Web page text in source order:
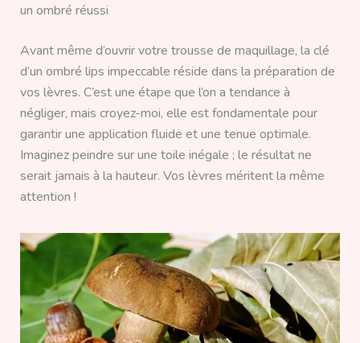
un ombré réussi
Avant même d’ouvrir votre trousse de maquillage, la clé
d’un ombré lips impeccable réside dans la préparation de
vos lèvres. C’est une étape que l’on a tendance à
négliger, mais croyez-moi, elle est fondamentale pour
garantir une application fluide et une tenue optimale.
Imaginez peindre sur une toile inégale ; le résultat ne
serait jamais à la hauteur. Vos lèvres méritent la même
attention !